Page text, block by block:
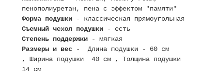
пенополиуретан, пена с эффектом "памяти"
Форма подушки - классическая прямоугольная
Съемный чехол подушки - есть
Степень поддержки - мягкая
Размеры и вес
- Длина подушки - 60 см
, Ширина подушки 40 см , Толщина подушки
14 см